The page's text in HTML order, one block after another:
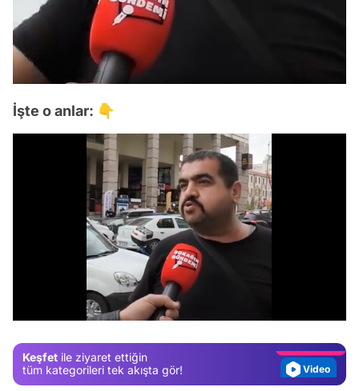
İşte o anlar: 👇
Keşfet ile ziyaret ettiğin
tüm kategorileri tek akışta gör!
Video